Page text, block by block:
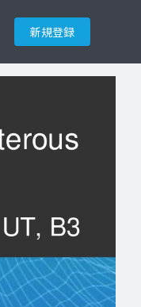
新規登録